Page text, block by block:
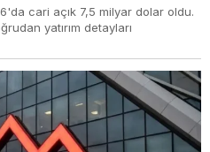
cari açık 7,5 milyar dolar oldu.
yatırım detayları